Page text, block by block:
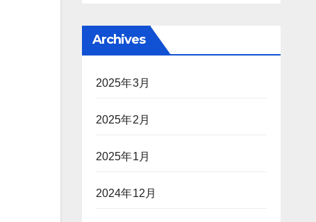
Archives
2025年3月
2025年2月
2025年1月
2024年12月